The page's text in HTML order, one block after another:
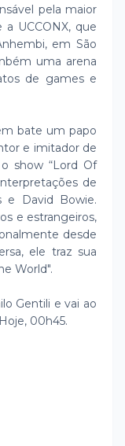
pela maior
UCCONX, que
em São
uma arena
de games e
bate um papo
e imitador de
show “Lord Of
de
e David Bowie.
e estrangeiros,
desde
ele traz sua
World".
Gentili e vai ao
00h45.